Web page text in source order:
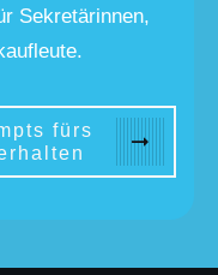
Sekretärinnen,
fürs